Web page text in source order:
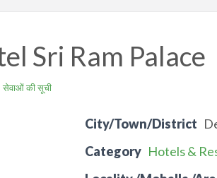
Sri Ram Palace
की सूची
City/Town/District
Category Hotels &